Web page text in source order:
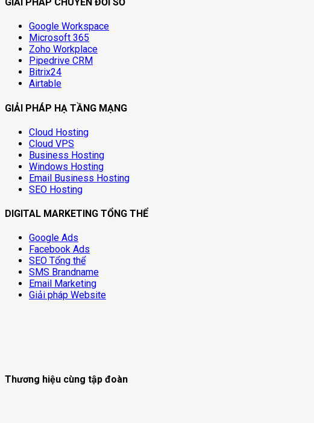
Google Workspace
Microsoft 365
Zoho Workplace
Pipedrive CRM
Bitrix24
Airtable
GIẢI PHÁP HẠ TẦNG MẠNG
Cloud Hosting
Cloud VPS
Business Hosting
Windows Hosting
Email Business Hosting
SEO Hosting
DIGITAL MARKETING TỔNG THỂ
Google Ads
Facebook Ads
SEO Tổng thể
SMS Brandname
Email Marketing
Giải pháp Website
Thương hiệu cùng tập đoàn